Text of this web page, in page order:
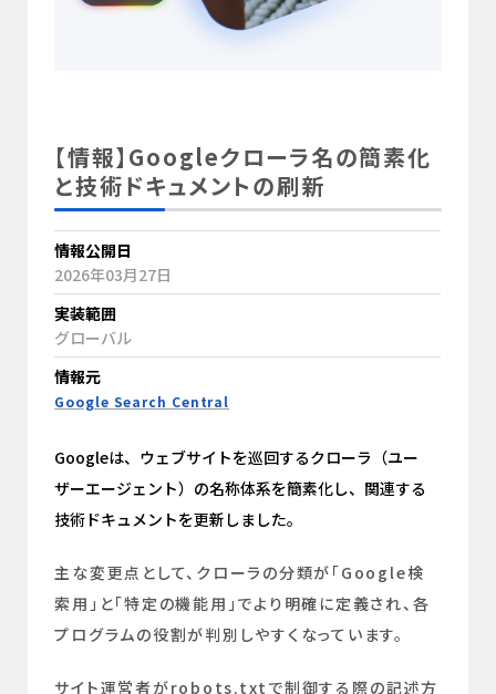
【情報】Googleクローラ名の簡素化
と技術ドキュメントの刷新
情報公開日
2026年03月27日
実装範囲
グローバル
情報元
Google Search Central
Googleは、ウェブサイトを巡回するクローラ（ユー
ザーエージェント）の名称体系を簡素化し、関連する
技術ドキュメントを更新しました。
主な変更点として、クローラの分類が「Google検
索用」と「特定の機能用」でより明確に定義され、各
プログラムの役割が判別しやすくなっています。
サイト運営者がrobots.txtで制御する際の記述方